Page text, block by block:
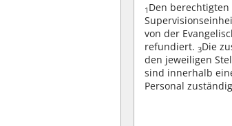
1 Den
von der
refundiert.3Die
den jeweiligen
sind innerhalb
Personal